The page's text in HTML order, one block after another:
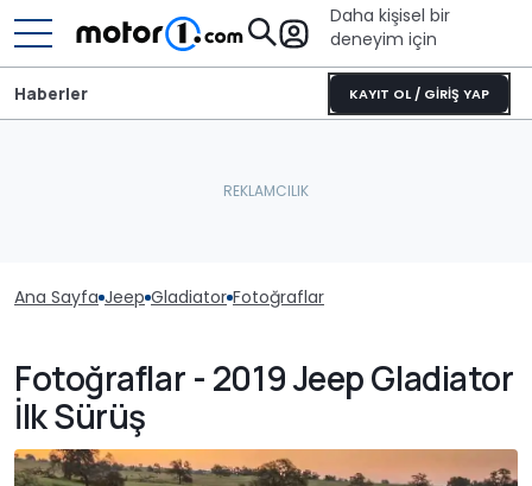
Daha kişisel bir
deneyim için
KAYIT OL / GİRİŞ YAP
Haberler
Ana Sayfa Jeep Gladiator Fotoğraflar
Fotoğraflar - 2019 Jeep Gladiator
İlk Sürüş